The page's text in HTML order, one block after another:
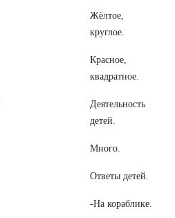
Жёлтое,
круглое.
Красное,
квадратное.
Деятельность
детей.
Много.
Ответы детей.
-На кораблике.